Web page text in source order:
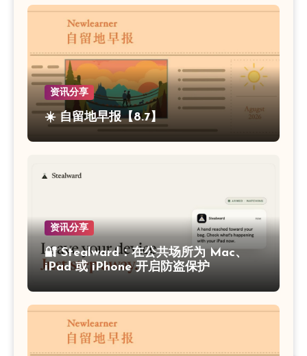
资讯分享
☀️ 自留地早报【8.7】
资讯分享
🔐 Stealward：在公共场所为 Mac、
iPad 或 iPhone 开启防盗保护